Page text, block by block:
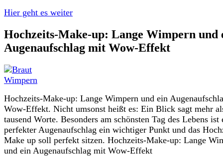
Hier geht es weiter
Hochzeits-Make-up: Lange Wimpern und
Augenaufschlag mit Wow-Effekt
Hochzeits-Make-up: Lange Wimpern und ein
Wow-Effekt. Nicht umsonst heißt es: Ein Blick sagt mehr
tausend Worte. Besonders am schönsten Tag des Lebens ist
perfekter Augenaufschlag ein wichtiger Punkt und das
Make up soll perfekt sitzen. Hochzeits-Make-up: Lange
und ein Augenaufschlag mit Wow-Effekt